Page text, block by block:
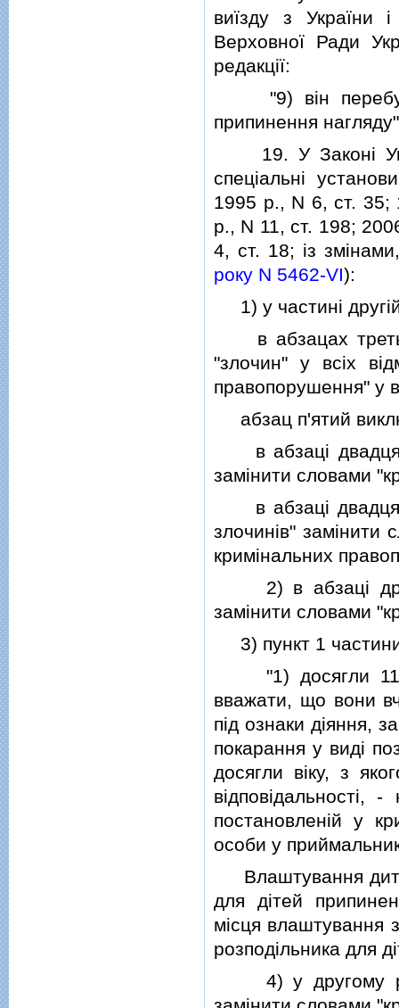
виїзду з України
Верховної Ради
редакцiї:
"9) вiн
припинення
19. У Законi
спецiальнi
1995 р., N 6, ст. 35;
р., N 11, ст. 198;
4, ст. 18; iз
року N 5462-VI):
1) у частинi
в абзацах
"злочин" у всiх
правопорушення" у
абзац п'ятий
в абзацi
замiнити словами
в абзацi
злочинiв" замiнити
кримiнальних
2) в абзацi
замiнити словами
3) пункт 1 частини
"1) досягли 11-
вважати, що вони
пiд ознаки дiяння,
покарання у видi
досягли вiку, з
вiдповiдальностi,
постановленiй у
особи у
Влаштування
для дiтей
мiсця влаштування
розподiльника для
4) у другому